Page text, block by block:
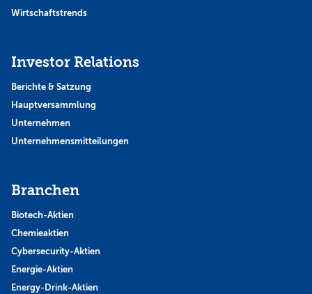
Wirtschaftstrends
Investor Relations
Berichte & Satzung
Hauptversammlung
Unternehmen
Unternehmensmitteilungen
Branchen
Biotech-Aktien
Chemieaktien
Cybersecurity-Aktien
Energie-Aktien
Energy-Drink-Aktien